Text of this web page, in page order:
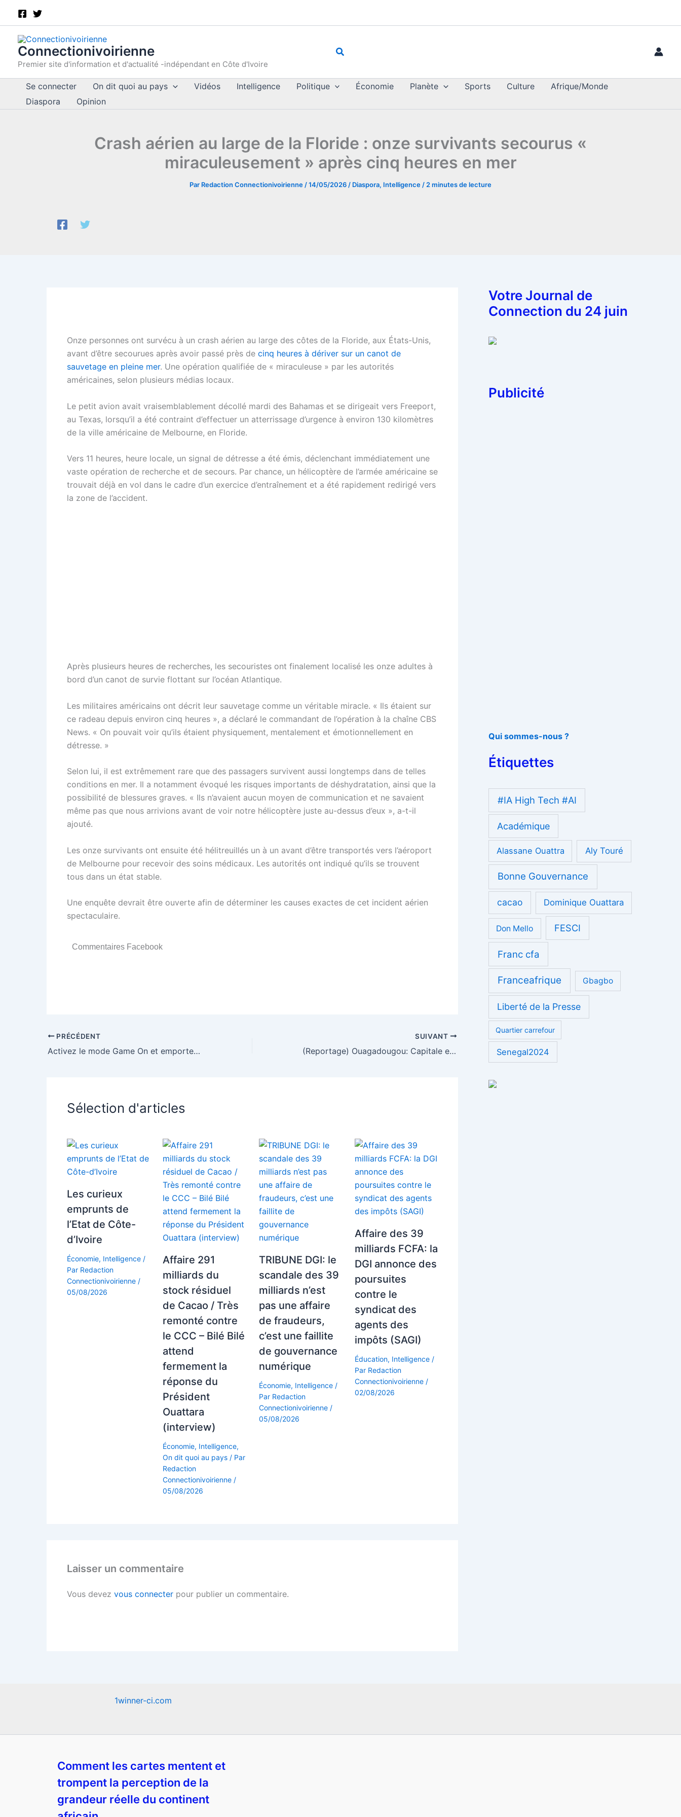
contenu
Connectionivoirienne
Premier site d'information et d'actualité -indépendant en Côte d'Ivoire
Rechercher
Se connecter On dit quoi au pays Vidéos Intelligence Politique Économie Planète Sports Culture
Afrique/Monde
Diaspora
Opinion
Crash aérien au large de la Floride : onze survivants secourus «
miraculeusement » après cinq heures en mer
Par Redaction Connectionivoirienne /14/05/2026 / Diaspora, Intelligence / 2 minutes de lecture
Onze personnes ont survécu à un crash aérien au large des côtes de la Floride, aux États-Unis,
avant d’être secourues après avoir passé près de cinq heures à dériver sur un canot de
sauvetage en pleine mer. Une opération qualifiée de « miraculeuse » par les autorités
américaines, selon plusieurs médias locaux.
Le petit avion avait vraisemblablement décollé mardi des Bahamas et se dirigeait vers Freeport,
au Texas, lorsqu’il a été contraint d’effectuer un atterrissage d’urgence à environ 130 kilomètres
de la ville américaine de Melbourne, en Floride.
Vers 11 heures, heure locale, un signal de détresse a été émis, déclenchant immédiatement une
vaste opération de recherche et de secours. Par chance, un hélicoptère de l’armée américaine se
trouvait déjà en vol dans le cadre d’un exercice d’entraînement et a été rapidement redirigé vers
la zone de l’accident.
Après plusieurs heures de recherches, les secouristes ont finalement localisé les onze adultes à
bord d’un canot de survie flottant sur l’océan Atlantique.
Les militaires américains ont décrit leur sauvetage comme un véritable miracle. « Ils étaient sur
ce radeau depuis environ cinq heures », a déclaré le commandant de l’opération à la chaîne CBS
News. « On pouvait voir qu’ils étaient physiquement, mentalement et émotionnellement en
détresse. »
Selon lui, il est extrêmement rare que des passagers survivent aussi longtemps dans de telles
conditions en mer. Il a notamment évoqué les risques importants de déshydratation, ainsi que la
possibilité de blessures graves. « Ils n’avaient aucun moyen de communication et ne savaient
même pas que nous arrivions avant de voir notre hélicoptère juste au-dessus d’eux », a-t-il
ajouté.
Les onze survivants ont ensuite été hélitreuillés un à un avant d’être transportés vers l’aéroport
de Melbourne pour recevoir des soins médicaux. Les autorités ont indiqué qu’ils se trouvent
tous dans un état stable.
Une enquête devrait être ouverte afin de déterminer les causes exactes de cet incident aérien
spectaculaire.
Commentaires Facebook
PRÉCÉDENT
Activez le mode Game On et emportez des prix fabuleux avec 1xBet !
SUIVANT
(Reportage) Ouagadougou: Capitale entre sérénité et vigilance
Sélection d'articles
Les curieux
emprunts de
l’Etat de Côte-
d’Ivoire
Économie, Intelligence /
Par Redaction
Connectionivoirienne /
05/08/2026
Affaire 291
milliards du
stock résiduel
de Cacao / Très
remonté contre
le CCC – Bilé Bilé
attend
fermement la
réponse du
Président
Ouattara
(interview)
Économie, Intelligence,
On dit quoi au pays / Par
Redaction
Connectionivoirienne /
05/08/2026
TRIBUNE DGI: le
scandale des 39
milliards n’est
pas une affaire
de fraudeurs,
c’est une faillite
de gouvernance
numérique
Économie, Intelligence/
Par Redaction
Connectionivoirienne /
05/08/2026
Affaire des 39
milliards FCFA: la
DGI annonce des
poursuites
contre le
syndicat des
agents des
impôts (SAGI)
Éducation, Intelligence/
Par Redaction
Connectionivoirienne /
02/08/2026
Laisser un commentaire
Vous devez vous connecter pour publier un commentaire.
Votre Journal de
Connection du 24 juin
Publicité
Qui sommes-nous ?
Étiquettes
#IA High Tech #AI
Académique
Alassane Ouattra Aly Touré
Bonne Gouvernance
cacao Dominique Ouattara
Don Mello FESCI
Franc cfa
Franceafrique Gbagbo
Liberté de la Presse
Quartier carrefour
Senegal2024
1winner-ci.com
Comment les cartes mentent et
trompent la perception de la
grandeur réelle du continent